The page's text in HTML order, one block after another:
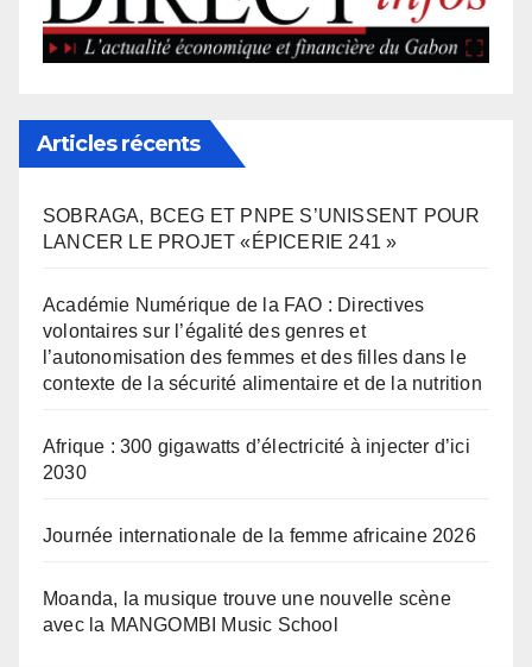
Articles récents
SOBRAGA, BCEG ET PNPE S’UNISSENT POUR
LANCER LE PROJET «ÉPICERIE 241 »
Académie Numérique de la FAO : Directives
volontaires sur l’égalité des genres et
l’autonomisation des femmes et des filles dans le
contexte de la sécurité alimentaire et de la nutrition
Afrique : 300 gigawatts d’électricité à injecter d’ici
2030
Journée internationale de la femme africaine 2026
Moanda, la musique trouve une nouvelle scène
avec la MANGOMBI Music School